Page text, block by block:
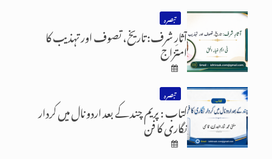
تبصرہ
آثارِ شرف: تاریخ، تصوف اور تہذیب کا
امتزاج
تبصرہ
کتاب : پریم چند کے بعد اردو نال میں کردار
نگاری کا فن